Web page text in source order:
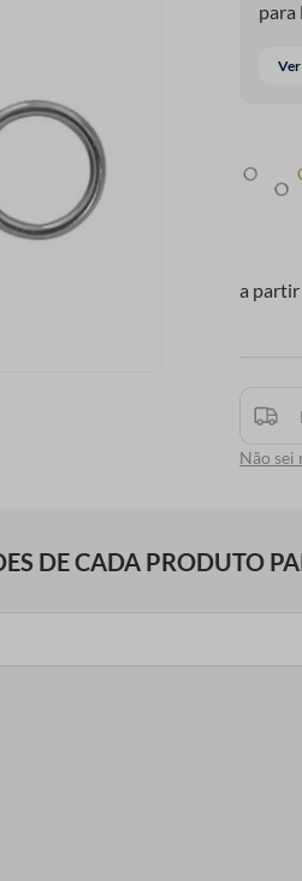
para
a partir
Não sei
DE CADA PRODUTO